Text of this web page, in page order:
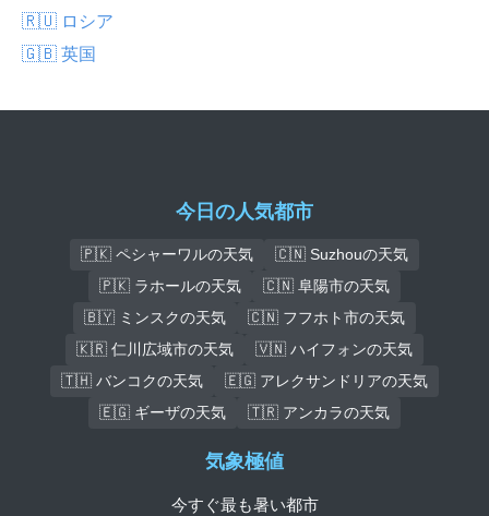
🇷🇺 ロシア
🇬🇧 英国
今日の人気都市
🇵🇰 ペシャーワルの天気
🇨🇳 Suzhouの天気
🇵🇰 ラホールの天気
🇨🇳 阜陽市の天気
🇧🇾 ミンスクの天気
🇨🇳 フフホト市の天気
🇰🇷 仁川広域市の天気
🇻🇳 ハイフォンの天気
🇹🇭 バンコクの天気
🇪🇬 アレクサンドリアの天気
🇪🇬 ギーザの天気
🇹🇷 アンカラの天気
気象極値
今すぐ最も暑い都市